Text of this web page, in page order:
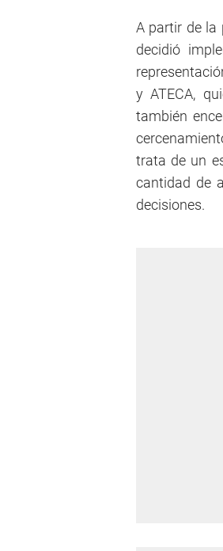
A partir de la
decidió
y ATECA,
también
trata de un
cantidad de
decisiones.